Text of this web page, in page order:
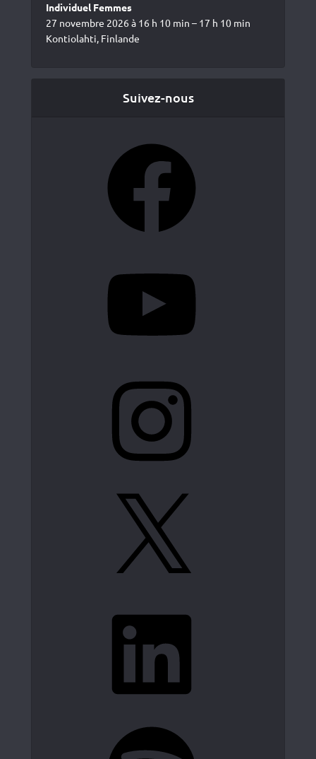
Individuel Femmes
27 novembre 2026 à 16 h 10 min – 17 h 10 min
Kontiolahti, Finlande
Suivez-nous